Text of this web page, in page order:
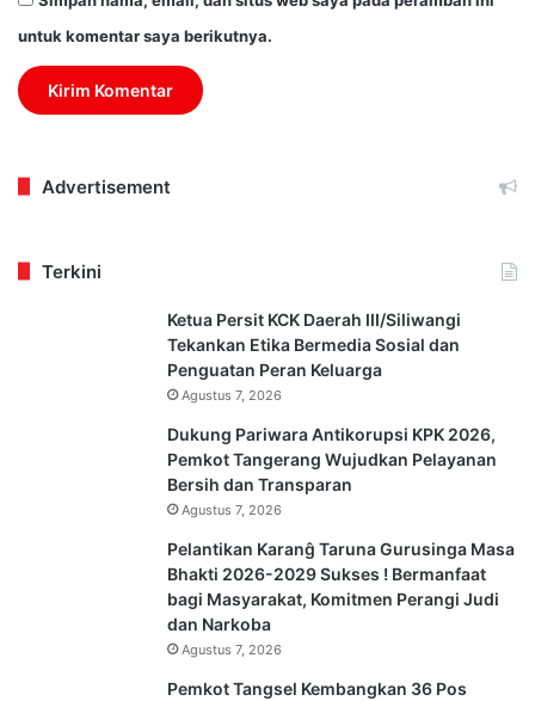
untuk komentar saya berikutnya.
Advertisement
Terkini
Ketua Persit KCK Daerah III/Siliwangi
Tekankan Etika Bermedia Sosial dan
Penguatan Peran Keluarga
Agustus 7, 2026
Dukung Pariwara Antikorupsi KPK 2026,
Pemkot Tangerang Wujudkan Pelayanan
Bersih dan Transparan
Agustus 7, 2026
Pelantikan Karanĝ Taruna Gurusinga Masa
Bhakti 2026-2029 Sukses ! Bermanfaat
bagi Masyarakat, Komitmen Perangi Judi
dan Narkoba
Agustus 7, 2026
Pemkot Tangsel Kembangkan 36 Pos